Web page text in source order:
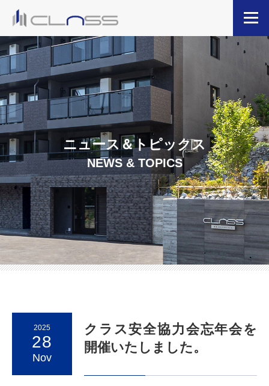
ニュース＆トピックス
NEWS & TOPICS
2025
28
Nov
クラス安全協力会忘年会を
開催いたしました。